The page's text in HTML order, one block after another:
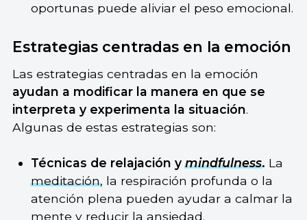
oportunas puede aliviar el peso emocional.
Estrategias centradas en la emoción
Las estrategias centradas en la emoción
ayudan a modificar la manera en que se
interpreta y experimenta la situación.
Algunas de estas estrategias son:
Técnicas de relajación ymindfulness. La
meditación, la respiración profunda o la
atención plena pueden ayudar a calmar la
mente y reducir la ansiedad.